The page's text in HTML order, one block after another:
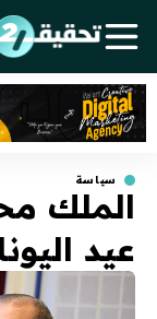
سياسة
الملك
عيد